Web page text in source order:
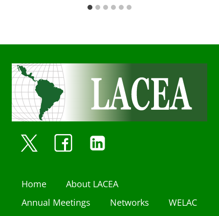
Home
About LACEA
Annual Meetings
Networks
WELAC